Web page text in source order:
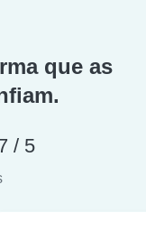
que as
/ 5